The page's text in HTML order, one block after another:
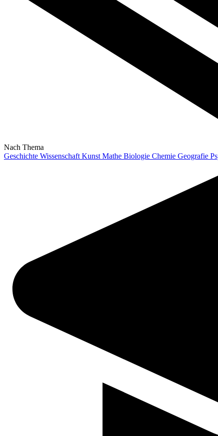
Nach Thema
Geschichte Wissenschaft Kunst Mathe Biologie Chemie Geografie